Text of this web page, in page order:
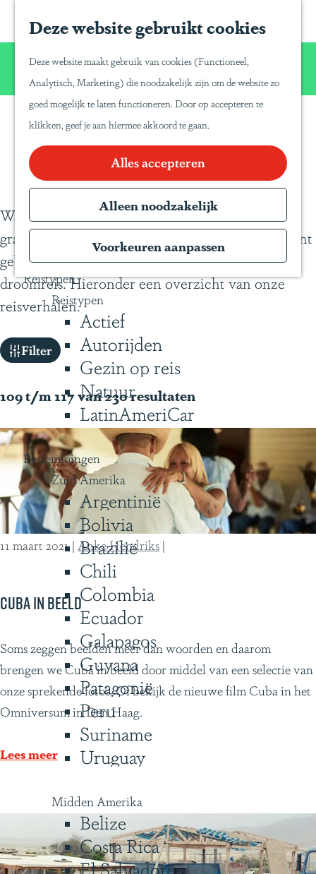
Deze website gebruikt cookies
Deze website maakt gebruik van cookies (Functioneel,
Analytisch, Marketing) die noodzakelijk zijn om de website zo
goed mogelijk te laten functioneren. Door op accepteren te
klikken, geef je aan hiermee akkoord te gaan.
Alles accepteren
Alleen noodzakelijk
Voorkeuren aanpassen
p
a
e
Inspiratie
Reisinspiratie
Blog
Duurzaam reizen
Gente Mágica
Inspiratiedagen
KLM Holland
Herald
Magazine
Webinars
Reistypen
Reistypen
Actief
Autorijden
Gezin op reis
Natuur
LatinAmeriCar
Bestemmingen
Zuid Amerika
Argentinië
Bolivia
Brazilië
Chili
Colombia
Ecuador
Galapagos
Guyana
Patagonië
Peru
Suriname
Uruguay
Midden Amerika
Belize
Costa Rica
El Salvador
k
a
T
a
e
Wij willen u net zo van Latijns-Amerika laten
genieten zoals wij dat zelf doen!
Blogs
Waar u naar toe gaat, zijn wij geweest. Wij delen
graag onze reiservaringen en tips met u, die u kunt
gebruiken voor het samenstellen van uw eigen
droomreis. Hieronder een overzicht van onze
reisverhalen.
W
a
t
o
e
k
j
e
?
Filter
109 t/m 117 van 230 resultaten
Cuba in beeld
11 maart 2021| Anke Hendriks|
C
u
b
a
n
e
d
Soms zeggen beelden meer dan woorden en daarom
brengen we Cuba in beeld door middel van een selectie van
onze sprekende foto’s. Of bekijk de nieuwe film Cuba in het
Omniversum in Den Haag.
Lees meer